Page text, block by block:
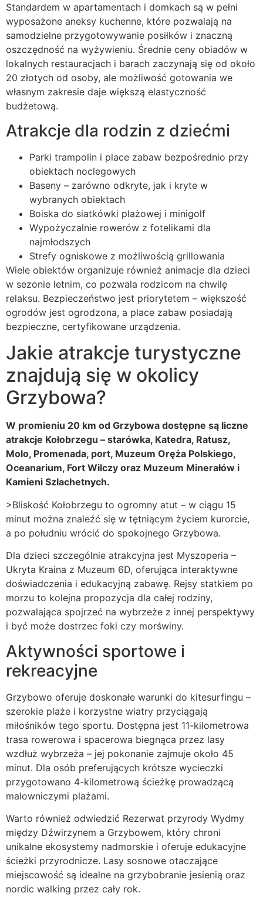
Standardem w apartamentach i domkach są w pełni
wyposażone aneksy kuchenne, które pozwalają na
samodzielne przygotowywanie posiłków i znaczną
oszczędność na wyżywieniu. Średnie ceny obiadów w
lokalnych restauracjach i barach zaczynają się od około
20 złotych od osoby, ale możliwość gotowania we
własnym zakresie daje większą elastyczność
budżetową.
Atrakcje dla rodzin z dziećmi
Parki trampolin i place zabaw bezpośrednio przy
obiektach noclegowych
Baseny – zarówno odkryte, jak i kryte w
wybranych obiektach
Boiska do siatkówki plażowej i minigolf
Wypożyczalnie rowerów z fotelikami dla
najmłodszych
Strefy ogniskowe z możliwością grillowania
Wiele obiektów organizuje również animacje dla dzieci
w sezonie letnim, co pozwala rodzicom na chwilę
relaksu. Bezpieczeństwo jest priorytetem – większość
ogrodów jest ogrodzona, a place zabaw posiadają
bezpieczne, certyfikowane urządzenia.
Jakie atrakcje turystyczne
znajdują się w okolicy
Grzybowa?
W promieniu 20 km od Grzybowa dostępne są liczne
atrakcje Kołobrzegu – starówka, Katedra, Ratusz,
Molo, Promenada, port, Muzeum Oręża Polskiego,
Oceanarium, Fort Wilczy oraz Muzeum Minerałów i
Kamieni Szlachetnych.
>Bliskość Kołobrzegu to ogromny atut – w ciągu 15
minut można znaleźć się w tętniącym życiem kurorcie,
a po południu wrócić do spokojnego Grzybowa.
Dla dzieci szczególnie atrakcyjna jest Myszoperia –
Ukryta Kraina z Muzeum 6D, oferująca interaktywne
doświadczenia i edukacyjną zabawę. Rejsy statkiem po
morzu to kolejna propozycja dla całej rodziny,
pozwalająca spojrzeć na wybrzeże z innej perspektywy
i być może dostrzec foki czy morświny.
Aktywności sportowe i
rekreacyjne
Grzybowo oferuje doskonałe warunki do kitesurfingu –
szerokie plaże i korzystne wiatry przyciągają
miłośników tego sportu. Dostępna jest 11-kilometrowa
trasa rowerowa i spacerowa biegnąca przez lasy
wzdłuż wybrzeża – jej pokonanie zajmuje około 45
minut. Dla osób preferujących krótsze wycieczki
przygotowano 4-kilometrową ścieżkę prowadzącą
malowniczymi plażami.
Warto również odwiedzić Rezerwat przyrody Wydmy
między Dźwirzynem a Grzybowem, który chroni
unikalne ekosystemy nadmorskie i oferuje edukacyjne
ścieżki przyrodnicze. Lasy sosnowe otaczające
miejscowość są idealne na grzybobranie jesienią oraz
nordic walking przez cały rok.